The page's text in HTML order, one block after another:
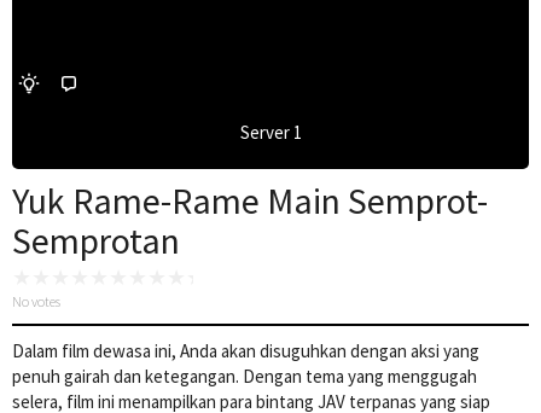
Server 1
Yuk Rame-Rame Main Semprot-
Semprotan
No votes
Dalam film dewasa ini, Anda akan disuguhkan dengan aksi yang
penuh gairah dan ketegangan. Dengan tema yang menggugah
selera, film ini menampilkan para bintang JAV terpanas yang siap